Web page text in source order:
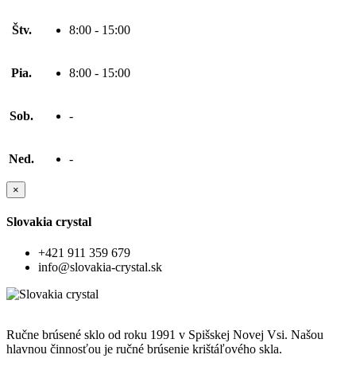
Štv. 8:00 - 15:00
Pia. 8:00 - 15:00
Sob. -
Ned. -
×
Slovakia crystal
+421 911 359 679
info@slovakia-crystal.sk
Ručne brúsené sklo od roku 1991 v Spišskej Novej Vsi. Našou
hlavnou činnosťou je ručné brúsenie krištáľového skla.